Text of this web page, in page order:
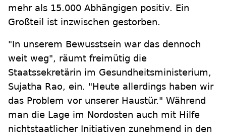
mehr als 15.000 Abhängigen positiv. Ein
Großteil ist inzwischen gestorben.
"In unserem Bewusstsein war das dennoch
weit weg", räumt freimütig die
Staatssekretärin im Gesundheitsministerium,
Sujatha Rao, ein. "Heute allerdings haben wir
das Problem vor unserer Haustür." Während
man die Lage im Nordosten auch mit Hilfe
nichtstaatlicher Initiativen zunehmend in den